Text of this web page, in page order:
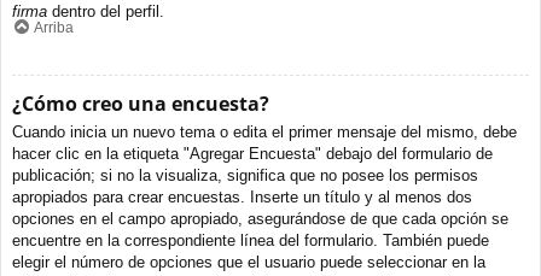
firma dentro del perfil.
Arriba
¿Cómo creo una encuesta?
Cuando inicia un nuevo tema o edita el primer mensaje del mismo, debe
hacer clic en la etiqueta "Agregar Encuesta" debajo del formulario de
publicación; si no la visualiza, significa que no posee los permisos
apropiados para crear encuestas. Inserte un título y al menos dos
opciones en el campo apropiado, asegurándose de que cada opción se
encuentre en la correspondiente línea del formulario. También puede
elegir el número de opciones que el usuario puede seleccionar en la